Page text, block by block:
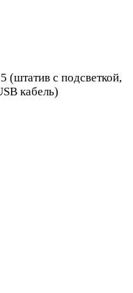
(штатив с подсветкой,
кабель)